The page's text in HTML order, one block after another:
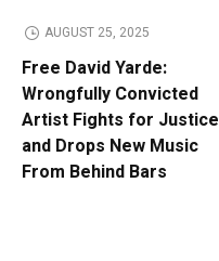
AUGUST 25, 2025
Free David Yarde:
Wrongfully Convicted
Artist Fights for Justice
and Drops New Music
From Behind Bars